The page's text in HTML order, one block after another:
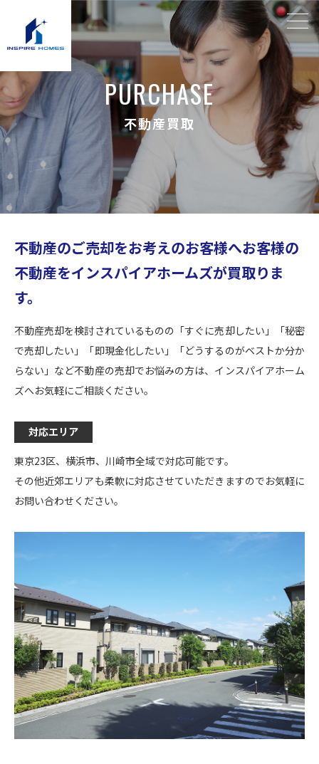
PURCHASE
不動産買取
不動産のご売却をお考えのお客様へお客様の
不動産をインスパイアホームズが買取りま
す。
不動産売却を検討されているものの「すぐに売却したい」「秘密
で売却したい」「即現金化したい」「どうするのがベストか分か
らない」など不動産の売却でお悩みの方は、インスパイアホーム
ズへお気軽にご相談ください。
対応エリア
東京23区、横浜市、川崎市全域で対応可能です。
その他近郊エリアも柔軟に対応させていただきますのでお気軽に
お問い合わせください。